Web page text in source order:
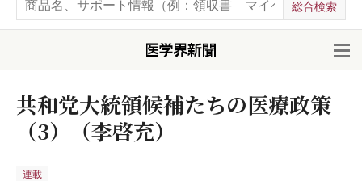
共和党大統領候補たちの医療政策
（3）（李啓充）
連載